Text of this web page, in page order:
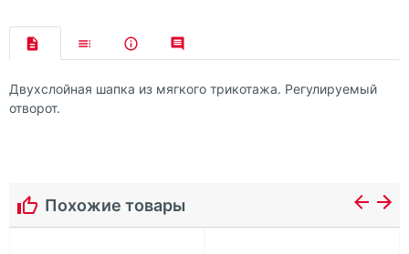
Двухслойная шапка из мягкого трикотажа. Регулируемый
отворот.
Похожие товары